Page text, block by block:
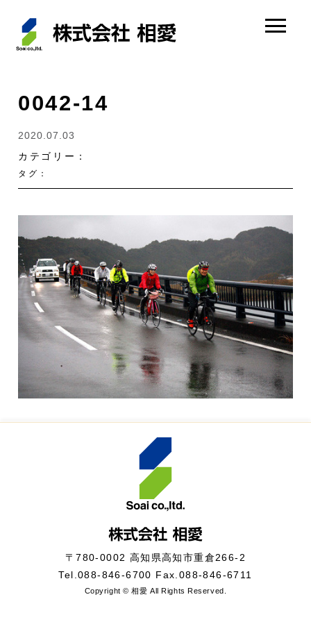
0042-14
2020.07.03
カテゴリー：
タグ：
〒780-0002 高知県高知市重倉266-2
Tel.088-846-6700 Fax.088-846-6711
Copyright © 相愛 All Rights Reserved.